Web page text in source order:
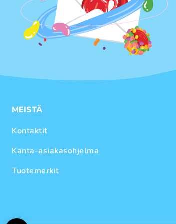
MEISTÄ
Kontaktit
Kanta-asiakasohjelma
Tuotemerkit